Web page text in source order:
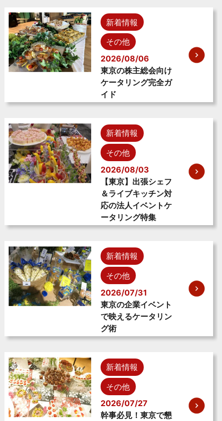
新着情報
その他
2026/08/06
東京の株主総会向け
ケータリング完全ガ
イド
新着情報
その他
2026/08/03
【東京】出張シェフ
＆ライブキッチン対
応の法人イベントケ
ータリング特集
新着情報
その他
2026/07/31
東京の企業イベント
で映えるケータリン
グ術
新着情報
その他
2026/07/27
幹事必見！東京で懇